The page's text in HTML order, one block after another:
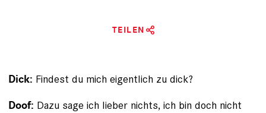
TEILEN
Dick: Findest du mich eigentlich zu dick?
Doof: Dazu sage ich lieber nichts, ich bin doch nicht